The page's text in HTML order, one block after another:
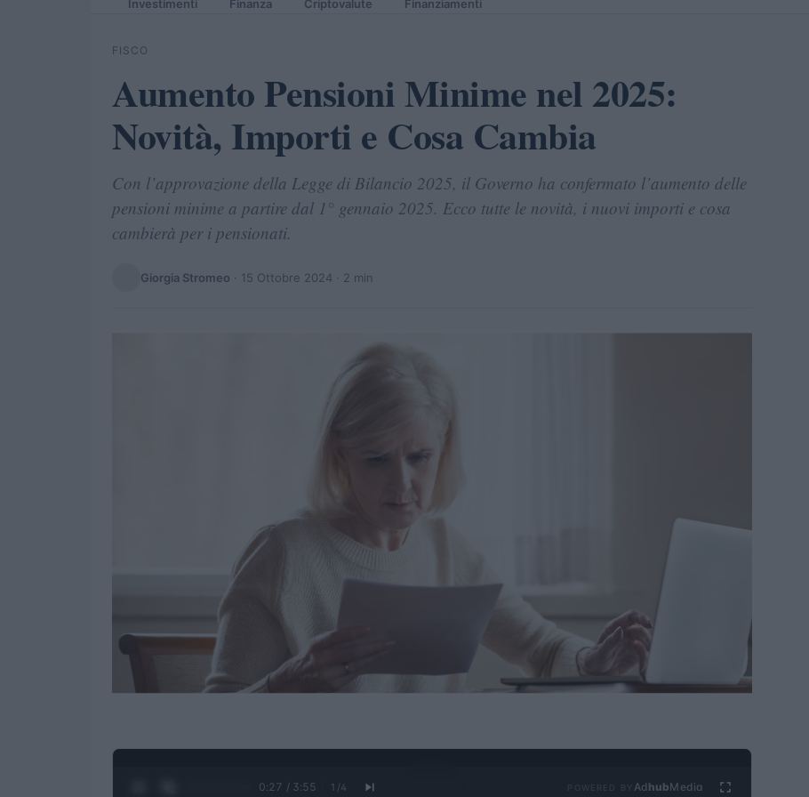
Investimenti Finanza Criptovalute Finanziamenti
FISCO
Aumento Pensioni Minime nel 2025:
Novità, Importi e Cosa Cambia
Con l’approvazione della Legge di Bilancio 2025, il Governo ha confermato l’aumento delle
pensioni minime a partire dal 1° gennaio 2025. Ecco tutte le novità, i nuovi importi e cosa
cambierà per i pensionati.
Giorgia Stromeo · 15 Ottobre 2024 · 2 min
0:28 / 3:55 1 /4 Ad hubMedia